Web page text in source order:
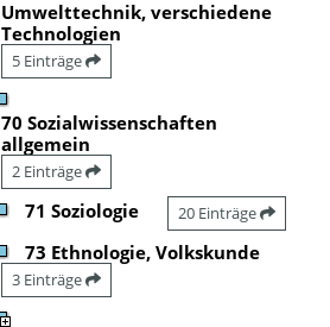
Umwelttechnik, verschiedene
Technologien
5 Einträge
70 Sozialwissenschaften
allgemein
2 Einträge
71 Soziologie 20 Einträge
73 Ethnologie, Volkskunde
3 Einträge